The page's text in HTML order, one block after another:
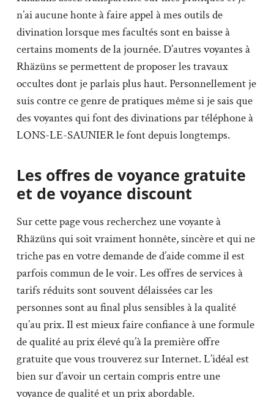
n’ai aucune honte à faire appel à mes outils de
divination lorsque mes facultés sont en baisse à
certains moments de la journée. D’autres voyantes à
Rhäzüns se permettent de proposer les travaux
occultes dont je parlais plus haut. Personnellement je
suis contre ce genre de pratiques même si je sais que
des voyantes qui font des divinations par téléphone à
LONS-LE-SAUNIER le font depuis longtemps.
Les offres de voyance gratuite
et de voyance discount
Sur cette page vous recherchez une voyante à
Rhäzüns qui soit vraiment honnête, sincère et qui ne
triche pas en votre demande de d’aide comme il est
parfois commun de le voir. Les offres de services à
tarifs réduits sont souvent délaissées car les
personnes sont au final plus sensibles à la qualité
qu’au prix. Il est mieux faire confiance à une formule
de qualité au prix élevé qu’à la première offre
gratuite que vous trouverez sur Internet. L’idéal est
bien sur d’avoir un certain compris entre une
voyance de qualité et un prix abordable.